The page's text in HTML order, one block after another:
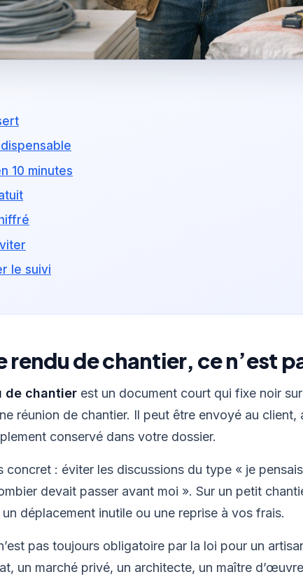
10 minutes
le suivi
rendu de chantier, ce n’est
de chantier est un document court qui fixe noir
réunion de chantier. Il peut être envoyé au
conservé dans votre dossier.
concret : éviter les discussions du type « je
devait passer avant moi ». Sur un petit
déplacement inutile ou une reprise à vos frais.
pas toujours obligatoire par la loi pour un
un marché privé, un architecte, un maître